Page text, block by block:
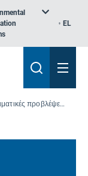
EL
Πώς οι εποχιακές κλιματικές προβλέψεις μπορούν να ενισχύσουν την ευρωπαϊκή παραγωγή σιταριού